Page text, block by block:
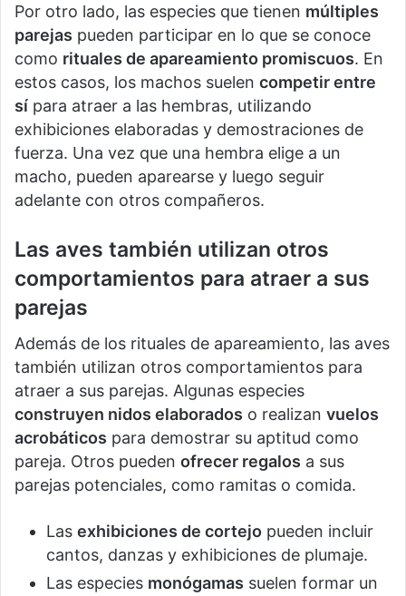
Por otro lado, las especies que tienen múltiples
parejas pueden participar en lo que se conoce
como rituales de apareamiento promiscuos. En
estos casos, los machos suelen competir entre
sí para atraer a las hembras, utilizando
exhibiciones elaboradas y demostraciones de
fuerza. Una vez que una hembra elige a un
macho, pueden aparearse y luego seguir
adelante con otros compañeros.
Las aves también utilizan otros
comportamientos para atraer a sus
parejas
Además de los rituales de apareamiento, las aves
también utilizan otros comportamientos para
atraer a sus parejas. Algunas especies
construyen nidos elaborados o realizan vuelos
acrobáticos para demostrar su aptitud como
pareja. Otros pueden ofrecer regalos a sus
parejas potenciales, como ramitas o comida.
Las exhibiciones de cortejo pueden incluir
cantos, danzas y exhibiciones de plumaje.
Las especies monógamas suelen formar un